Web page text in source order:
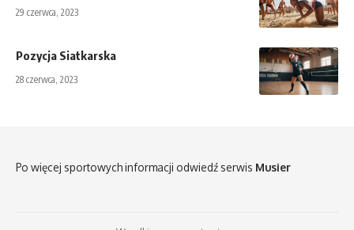
29 czerwca, 2023
Pozycja Siatkarska
28 czerwca, 2023
Po więcej sportowych informacji odwiedź serwis Musier